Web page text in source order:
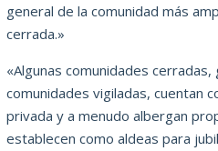
general de la comunidad más
cerrada.»
«Algunas comunidades
comunidades vigiladas, cuentan
privada y a menudo albergan
establecen como aldeas para